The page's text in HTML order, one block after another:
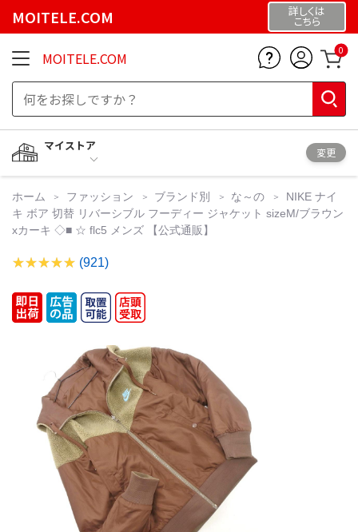
MOITELE.COM 詳しくは
こちら
MOITELE.COM 0
マイストア
変更
ホーム ファッション ブランド別 な～の
NIKE ナイ
キ ボア 切替 リバーシブル フーディー ジャケット sizeM/ブラウン
xカーキ ◇■ ☆ flc5 メンズ 【公式通販】
(921)